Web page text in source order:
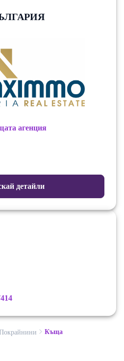
агенция
детайли
Къща